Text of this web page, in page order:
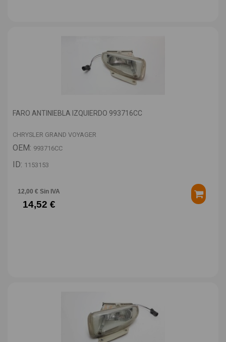
FARO ANTINIEBLA IZQUIERDO 993716CC
CHRYSLER GRAND VOYAGER
OEM: 993716CC
ID: 1153153
12,00 € Sin IVA
14,52 €